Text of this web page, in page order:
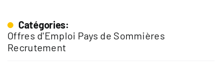
Catégories:
Offres d'Emploi Pays de Sommières
Recrutement